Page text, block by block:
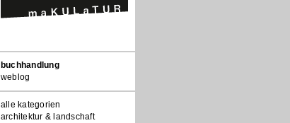
Navigation
überspringen
buchhandlung
weblog
alle kategorien
architektur & landschaft